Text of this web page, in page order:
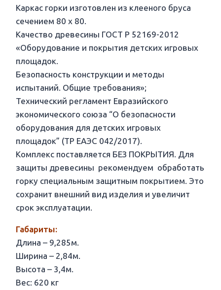
Каркас горки изготовлен из клееного бруса
сечением 80 х 80.
Качество древесины ГОСТ Р 52169-2012
«Оборудование и покрытия детских игровых
площадок.
Безопасность конструкции и методы
испытаний. Общие требования»;
Технический регламент Евразийского
экономического союза “О безопасности
оборудования для детских игровых
площадок” (ТР ЕАЭС 042/2017).
Комплекс поставляется БЕЗ ПОКРЫТИЯ. Для
защиты древесины рекомендуем обработать
горку специальным защитным покрытием. Это
сохранит внешний вид изделия и увеличит
срок эксплуатации.
Габариты:
Длина – 9,285м.
Ширина – 2,84м.
Высота – 3,4м.
Вес: 620 кг